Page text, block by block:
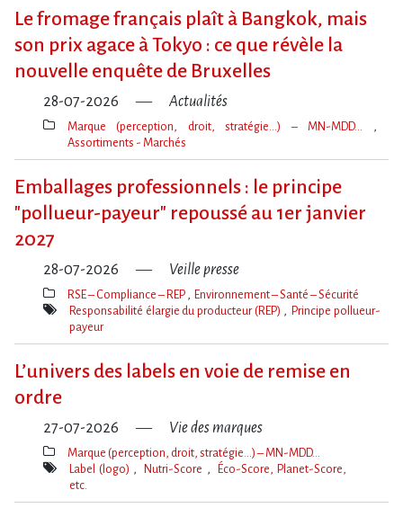
Le fromage français plaît à Bangkok, mais
son prix agace à Tokyo : ce que révèle la
nouvelle enquête de Bruxelles
28-07-2026 Actualités
Thèmes(s)
Marque (perception, droit, stratégie…) – MN-MDD…
Assortiments - Marchés
Emballages professionnels : le principe
"pollueur-payeur" repoussé au 1er janvier
2027
28-07-2026 Veille presse
Thèmes(s)
RSE – Compliance – REP Environnement – Santé – Sécurité
Mot(s)-
Responsabilité élargie du producteur (REP)
Principe pollueur-
payeur
L’univers des labels en voie de remise en
ordre
27-07-2026 Vie des marques
Thèmes(s)
Marque (perception, droit, stratégie…) – MN-MDD…
Mot(s)-
Label (logo) Nutri-Score
Éco-Score, Planet-Score,
etc.